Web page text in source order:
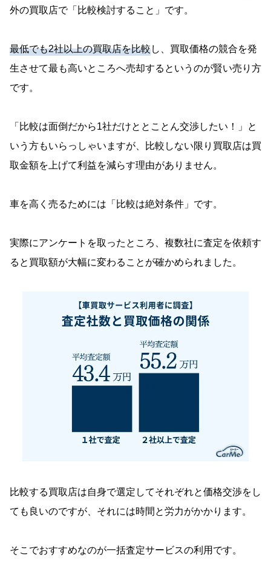
外の買取店で「比較検討すること」です。
最低でも2社以上の買取店を比較し、買取価格の競合を発
生させて最も高いところへ売却するというのが賢い売り方
です。
「比較は面倒だから1社だけととことん交渉したい！」と
いう方もいらっしゃいますが、比較しない限り買取店は買
取金額を上げて利益を減らす理由がありません。
車を高く売るためには「比較は絶対条件」です。
実際にアンケートを取ったところ、複数社に査定を依頼す
ると買取額が大幅に変わることが確かめられました。
比較する買取店は自身で選定してそれぞれと価格交渉をし
ても良いのですが、それには時間と労力がかかります。
そこでおすすめなのが一括査定サービスの利用です。